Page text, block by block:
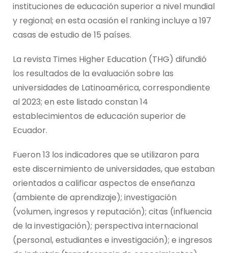
instituciones de educación superior a nivel mundial
y regional; en esta ocasión el ranking incluye a 197
casas de estudio de 15 países.
La revista Times Higher Education (THG) difundió
los resultados de la evaluación sobre las
universidades de Latinoamérica, correspondiente
al 2023; en este listado constan 14
establecimientos de educación superior de
Ecuador.
Fueron 13 los indicadores que se utilizaron para
este discernimiento de universidades, que estaban
orientados a calificar aspectos de enseñanza
(ambiente de aprendizaje); investigación
(volumen, ingresos y reputación); citas (influencia
de la investigación); perspectiva internacional
(personal, estudiantes e investigación); e ingresos